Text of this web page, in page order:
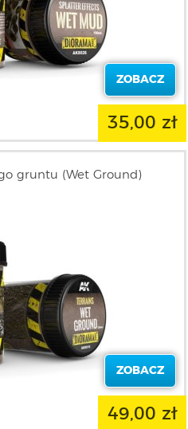
ZOBACZ
35,00 zł
gruntu (Wet Ground)
ZOBACZ
49,00 zł